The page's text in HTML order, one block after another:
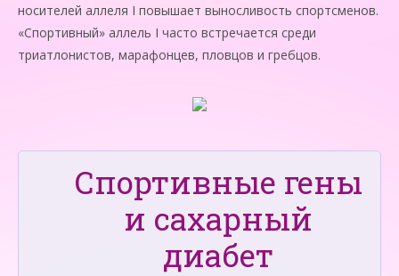
носителей аллеля I повышает выносливость спортсменов.
«Спортивный» аллель I часто встречается среди
триатлонистов, марафонцев, пловцов и гребцов.
Спортивные гены
и сахарный
диабет